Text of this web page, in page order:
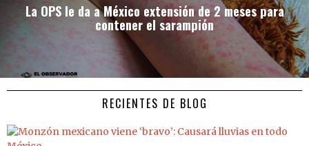
La OPS le da a México extensión de 2 meses para
contener el sarampión
RECIENTES DE BLOG